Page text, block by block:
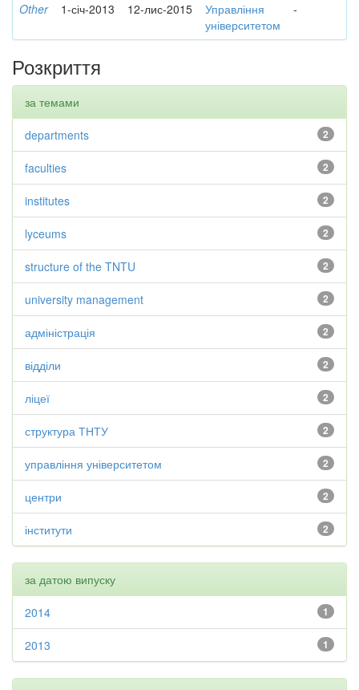
Other 1-січ-2013 12-лис-2015
Управління
університетом
-
Розкриття
за темами
2
departments
2
faculties
2
institutes
2
lyceums
2
structure of the TNTU
2
university management
2
адміністрація
2
відділи
2
ліцеї
2
структура ТНТУ
2
управління університетом
2
центри
2
інститути
за датою випуску
1
2014
1
2013